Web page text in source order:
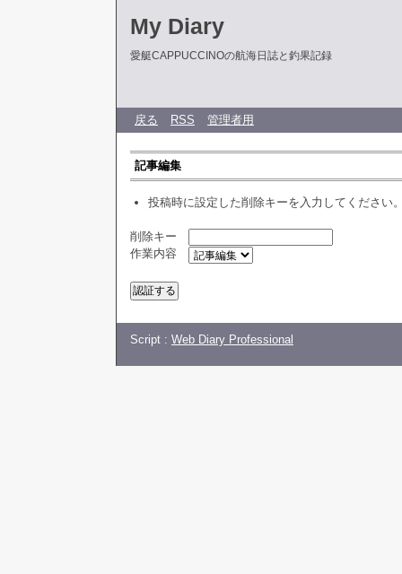
My Diary
愛艇CAPPUCCINOの航海日誌と釣果記録
戻る RSS 管理者用
記事編集
投稿時に設定した削除キーを入力してください
削除キー
作業内容
Script : Web Diary Professional